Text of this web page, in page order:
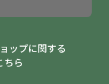
ップに関する
ちら